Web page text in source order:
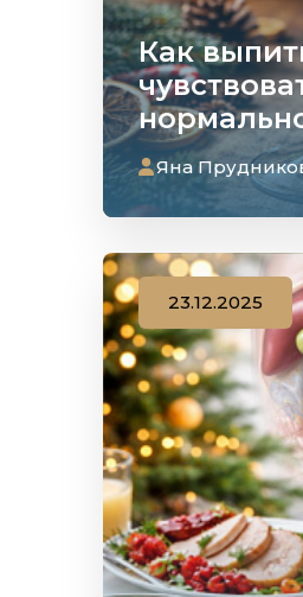
Как
Яна
23.12.2025